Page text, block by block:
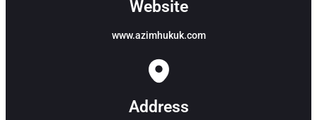
Website
www.azimhukuk.com
Address